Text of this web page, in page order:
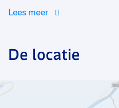
de grootste spelers op de
leuk team met
korte lijnen,
mentaliteit is wat zij van
het vak leren door te
Lees meer
De locatie